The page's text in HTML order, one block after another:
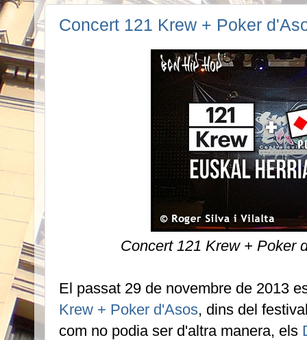
Concert 121 Krew + Poker
Concert 121 Krew + Poker
El passat 29 de novembre de 2013
Krew + Poker d'Asos, dins del
com no podia ser d'altra manera, els